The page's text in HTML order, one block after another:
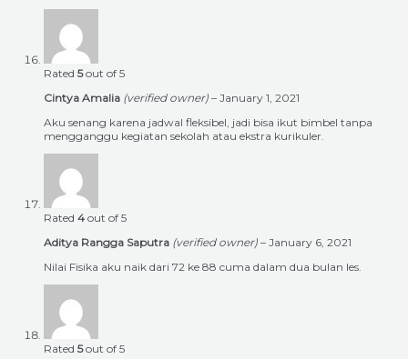
Rated 5out of 5
Cintya Amalia (verified owner) – January 1, 2021
Aku senang karena jadwal fleksibel, jadi bisa ikut bimbel tanpa
mengganggu kegiatan sekolah atau ekstra kurikuler.
Rated 4 out of 5
Aditya Rangga Saputra (verified owner) – January 6, 2021
Nilai Fisika aku naik dari 72 ke 88 cuma dalam dua bulan les.
Rated 5out of 5